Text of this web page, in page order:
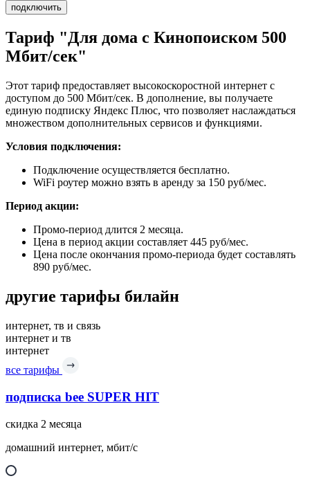
подключить
Тариф "Для дома с Кинопоиском 500
Мбит/сек"
Этот тариф предоставляет высокоскоростной интернет с
доступом до 500 Мбит/сек. В дополнение, вы получаете
единую подписку Яндекс Плюс, что позволяет наслаждаться
множеством дополнительных сервисов и функциями.
Условия подключения:
Подключение осуществляется бесплатно.
WiFi роутер можно взять в аренду за 150 руб/мес.
Период акции:
Промо-период длится 2 месяца.
Цена в период акции составляет 445 руб/мес.
Цена после окончания промо-периода будет составлять
890 руб/мес.
другие тарифы билайн
интернет, тв и связь
интернет и тв
интернет
все тарифы
подписка bee SUPER HIT
скидка 2 месяца
домашний интернет, мбит/с